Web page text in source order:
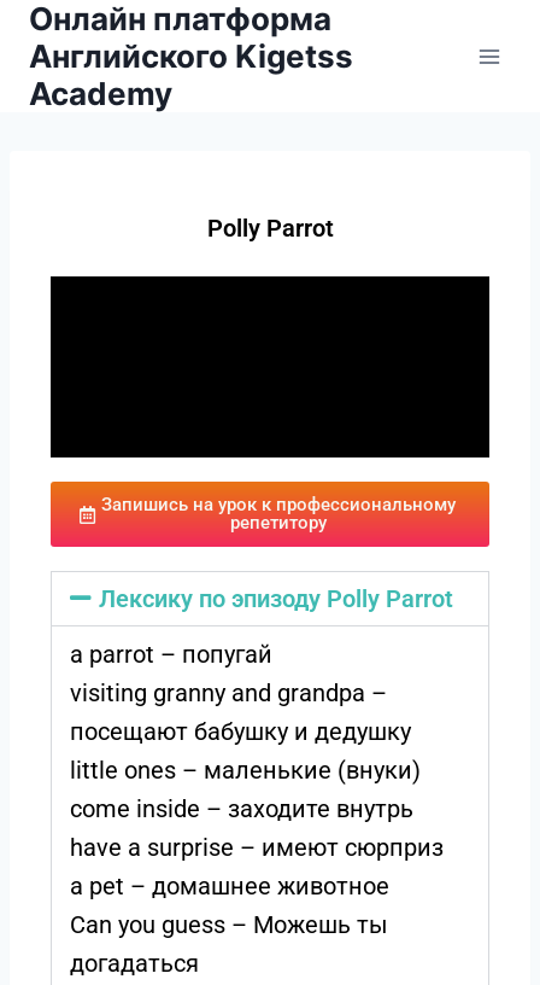
Онлайн платформа
Английского Kigetss
Academy
Polly Parrot
Запишись на урок к профессиональному
репетитору
Лексику по эпизоду Polly Parrot
a parrot – попугай
visiting granny and grandpa –
посещают бабушку и дедушку
little ones – маленькие (внуки)
come inside – заходите внутрь
have a surprise – имеют сюрприз
a pet – домашнее животное
Can you guess – Можешь ты
догадаться